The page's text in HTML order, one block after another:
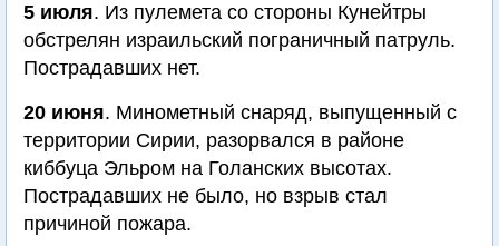
5 июля. Из пулемета со стороны Кунейтры
обстрелян израильский пограничный патруль.
Пострадавших нет.
20 июня. Минометный снаряд, выпущенный с
территории Сирии, разорвался в районе
киббуца Эльром на Голанских высотах.
Пострадавших не было, но взрыв стал
причиной пожара.